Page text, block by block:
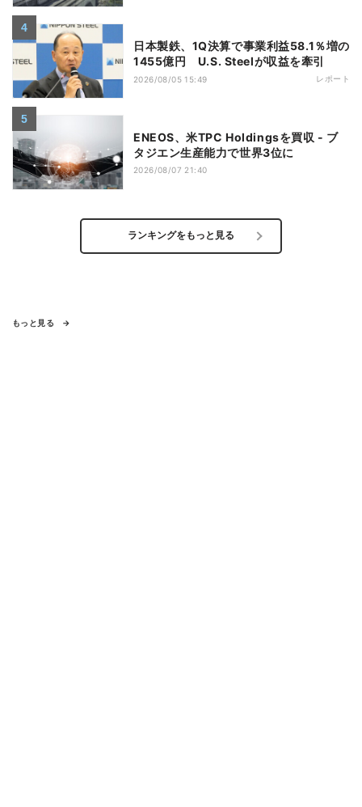
日本製鉄、1Q決算で事業利益58.1％増の
1455億円 U.S. Steelが収益を牽引
2026/08/05 15:49 レポート
ENEOS、米TPC Holdingsを買収 - ブ
タジエン生産能力で世界3位に
2026/08/07 21:40
ランキングをもっと見る
もっと見る